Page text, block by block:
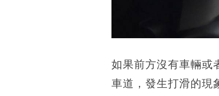
如果前方沒有車輛或
車道，發生打滑的現